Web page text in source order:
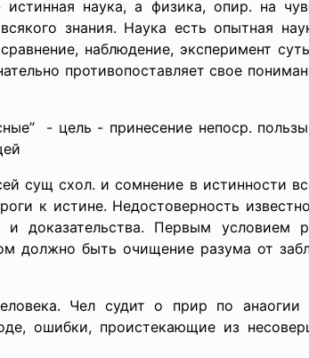
наука, а физика, опир. на
знания. Наука есть опытная
наблюдение, эксперимент
противопоставляет свое
- цель - принесение непоср.
сущ схол. и сомнение в истинности
к истине. Недостоверность
и доказательства. Первым условием
быть очищение разума от
Чел судит о прир по анаогии
ошибки, проистекающие из